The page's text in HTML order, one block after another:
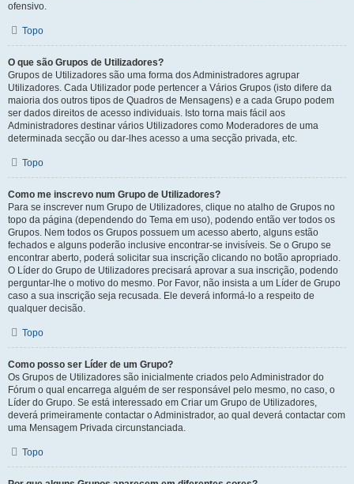
ofensivo.
Topo
O que são Grupos de Utilizadores?
Grupos de Utilizadores são uma forma dos Administradores agrupar
Utilizadores. Cada Utilizador pode pertencer a Vários Grupos (isto difere da
maioria dos outros tipos de Quadros de Mensagens) e a cada Grupo podem
ser dados direitos de acesso individuais. Isto torna mais fácil aos
Administradores destinar vários Utilizadores como Moderadores de uma
determinada secção ou dar-lhes acesso a uma secção privada, etc.
Topo
Como me inscrevo num Grupo de Utilizadores?
Para se inscrever num Grupo de Utilizadores, clique no atalho de Grupos no
topo da página (dependendo do Tema em uso), podendo então ver todos os
Grupos. Nem todos os Grupos possuem um acesso aberto, alguns estão
fechados e alguns poderão inclusive encontrar-se invisíveis. Se o Grupo se
encontrar aberto, poderá solicitar sua inscrição clicando no botão apropriado.
O Líder do Grupo de Utilizadores precisará aprovar a sua inscrição, podendo
perguntar-lhe o motivo do mesmo. Por Favor, não insista a um Líder de Grupo
caso a sua inscrição seja recusada. Ele deverá informá-lo a respeito de
qualquer decisão.
Topo
Como posso ser Líder de um Grupo?
Os Grupos de Utilizadores são inicialmente criados pelo Administrador do
Fórum o qual encarrega alguém de ser responsável pelo mesmo, no caso, o
Líder do Grupo. Se está interessado em Criar um Grupo de Utilizadores,
deverá primeiramente contactar o Administrador, ao qual deverá contactar com
uma Mensagem Privada circunstanciada.
Topo